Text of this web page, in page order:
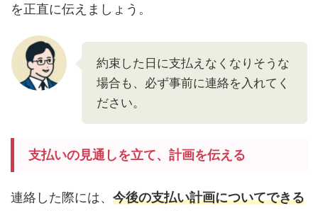
を正直に伝えましょう。
約束した日に支払えなくなりそうな
場合も、必ず事前に連絡を入れてく
ださい。
支払いの見通しを立て、計画を伝える
連絡した際には、 今後の支払い計画についてできる